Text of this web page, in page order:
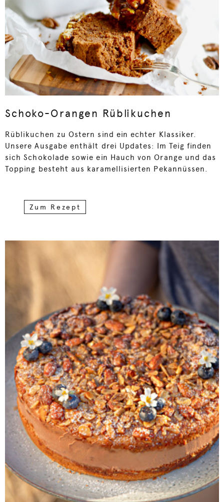
Schoko-Orangen Rüblikuchen
Rüblikuchen zu Ostern sind ein echter Klassiker.
Unsere Ausgabe enthält drei Updates: Im Teig finden
sich Schokolade sowie ein Hauch von Orange und das
Topping besteht aus karamellisierten Pekannüssen.
Zum Rezept